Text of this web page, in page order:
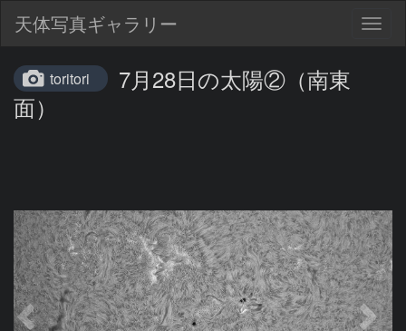
天体写真ギャラリー
toritori
7月28日の太陽②（南東
面）